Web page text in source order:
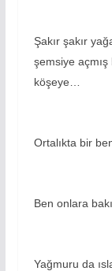
Şakır şakır
şemsiye açmış
köşeye…
Ortalıkta bir
Ben onlara
Yağmuru da